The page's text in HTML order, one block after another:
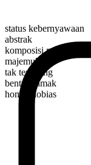
status kebernyawaan
abstrak
komposisi morfologis
majemuk
tak terhitung
bentuk jamak
homophobias